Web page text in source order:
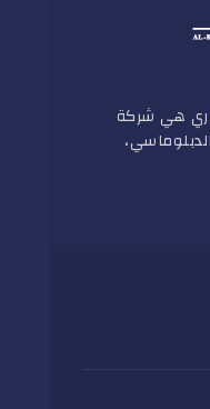
هي شركة